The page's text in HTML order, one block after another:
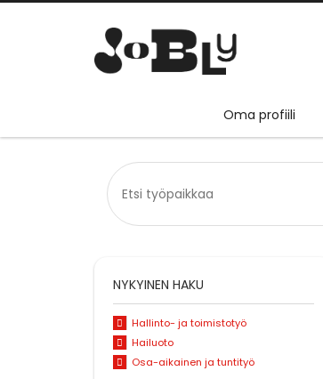
Oma profiili
NYKYINEN HAKU
Hallinto- ja toimistotyö
Hailuoto
Osa-aikainen ja tuntityö